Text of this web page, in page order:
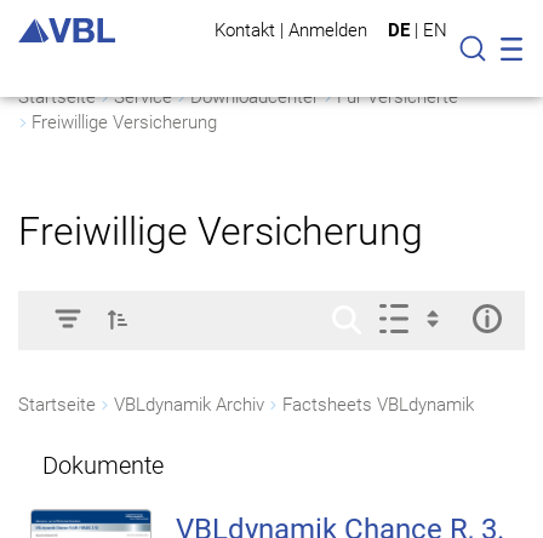
Kontakt | Anmelden DE | EN
Suche
Startseite Service Downloadcenter
Für Versicherte
Freiwillige Versicherung
Freiwillige Versicherung
Startseite VBLdynamik Archiv Factsheets VBLdynamik
Dokumente
VBLdynamik Chance R, 3.